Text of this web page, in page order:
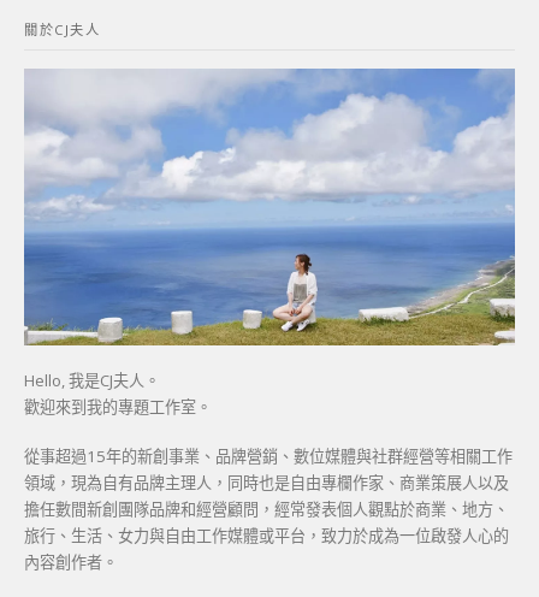
字:
關於CJ夫人
Hello, 我是CJ夫人。
歡迎來到我的專題工作室。
從事超過15年的新創事業、品牌營銷、數位媒體與社群經營等相關工作
領域，現為自有品牌主理人，同時也是自由專欄作家、商業策展人以及
擔任數間新創團隊品牌和經營顧問，經常發表個人觀點於商業、地方、
旅行、生活、女力與自由工作媒體或平台，致力於成為一位啟發人心的
內容創作者。